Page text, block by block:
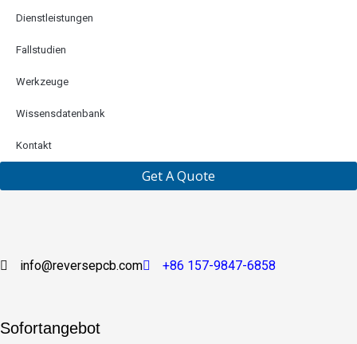
Dienstleistungen
Fallstudien
Werkzeuge
Wissensdatenbank
Kontakt
Get A Quote
info@reversepcb.com +86 157-9847-6858
Sofortangebot